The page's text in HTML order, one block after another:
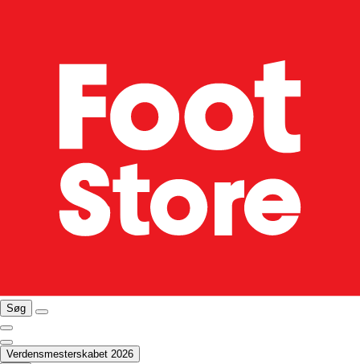
Søg
Verdensmesterskabet 2026